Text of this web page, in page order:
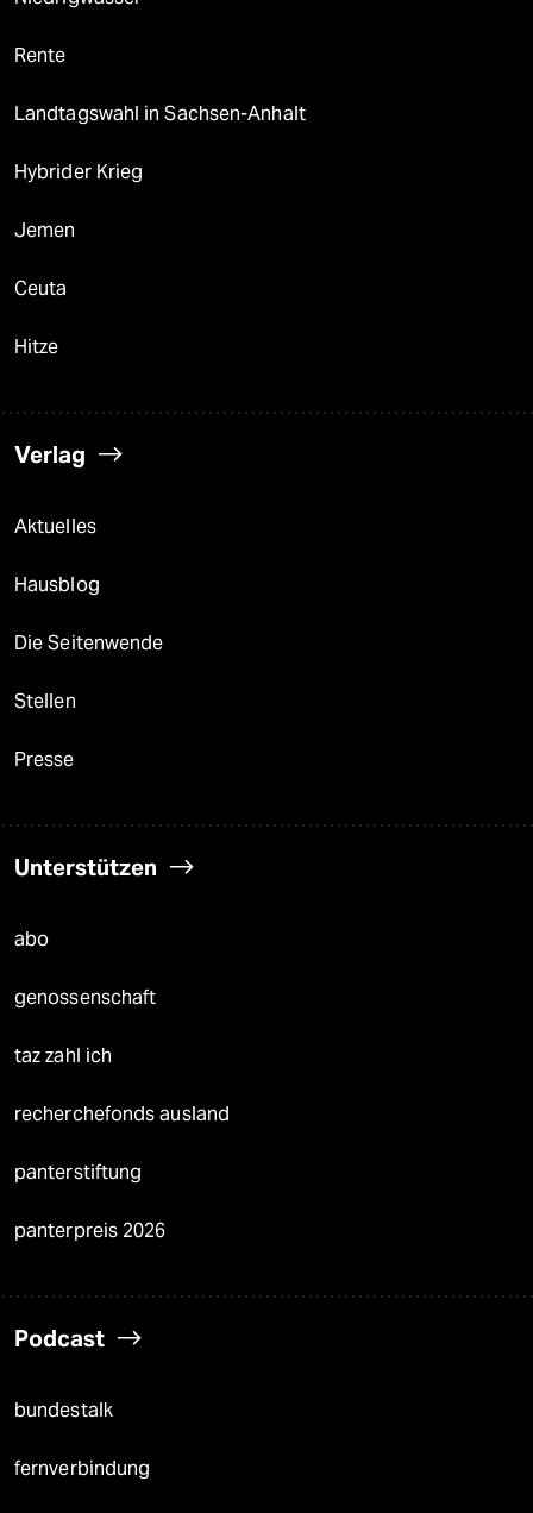
Rente
Landtagswahl in Sachsen-Anhalt
Hybrider Krieg
Jemen
Ceuta
Hitze
Verlag
Aktuelles
Hausblog
Die Seitenwende
Stellen
Presse
Unterstützen
abo
genossenschaft
taz zahl ich
recherchefonds ausland
panterstiftung
panterpreis 2026
Podcast
bundestalk
fernverbindung